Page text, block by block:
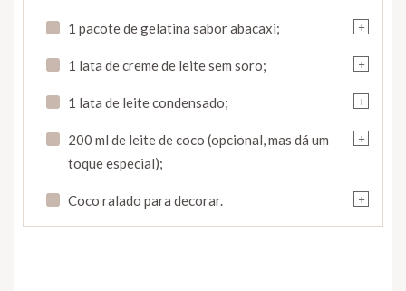
+
1 pacote de gelatina sabor abacaxi;
+
1 lata de creme de leite sem soro;
+
1 lata de leite condensado;
+
200 ml de leite de coco (opcional, mas dá um
toque especial);
+
Coco ralado para decorar.